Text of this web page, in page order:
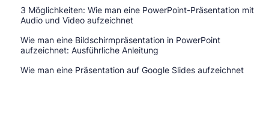
3 Möglichkeiten: Wie man eine PowerPoint-Präsentation mit
Audio und Video aufzeichnet
Wie man eine Bildschirmpräsentation in PowerPoint
aufzeichnet: Ausführliche Anleitung
Wie man eine Präsentation auf Google Slides aufzeichnet